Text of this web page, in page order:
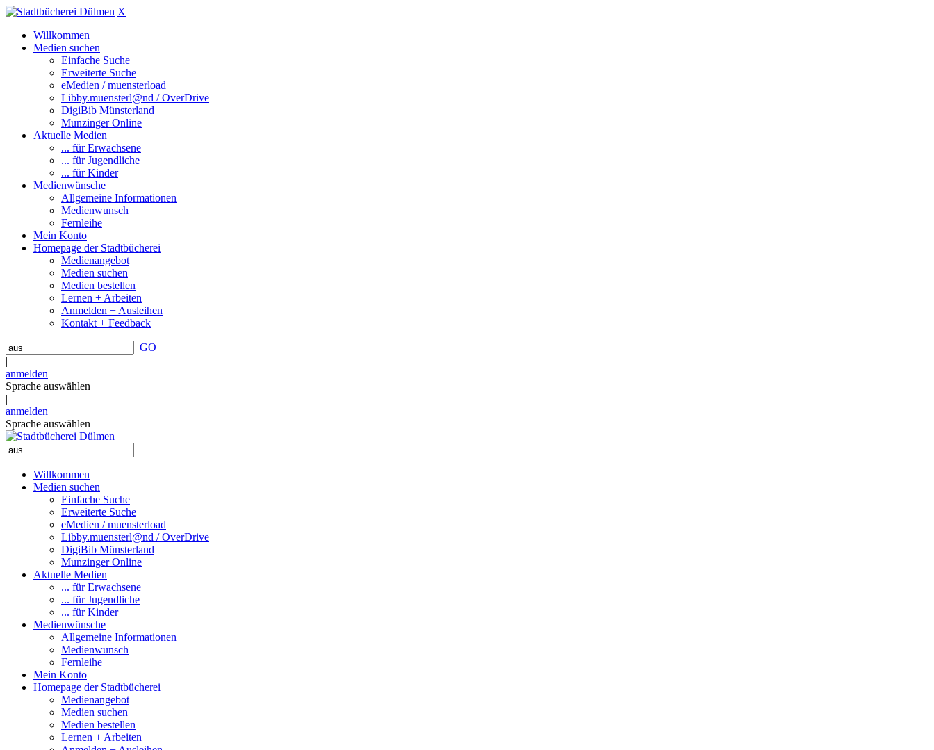
X
Willkommen
Medien suchen
Einfache Suche
Erweiterte Suche
eMedien / muensterload
Libby.muensterl@nd / OverDrive
DigiBib Münsterland
Munzinger Online
Aktuelle Medien
... für Erwachsene
... für Jugendliche
... für Kinder
Medienwünsche
Allgemeine Informationen
Medienwunsch
Fernleihe
Mein Konto
Homepage der Stadtbücherei
Medienangebot
Medien suchen
Medien bestellen
Lernen + Arbeiten
Anmelden + Ausleihen
Kontakt + Feedback
GO
|
anmelden
Sprache auswählen
|
anmelden
Sprache auswählen
Willkommen
Medien suchen
Einfache Suche
Erweiterte Suche
eMedien / muensterload
Libby.muensterl@nd / OverDrive
DigiBib Münsterland
Munzinger Online
Aktuelle Medien
... für Erwachsene
... für Jugendliche
... für Kinder
Medienwünsche
Allgemeine Informationen
Medienwunsch
Fernleihe
Mein Konto
Homepage der Stadtbücherei
Medienangebot
Medien suchen
Medien bestellen
Lernen + Arbeiten